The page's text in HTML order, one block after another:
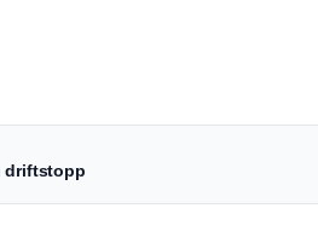
driftstopp